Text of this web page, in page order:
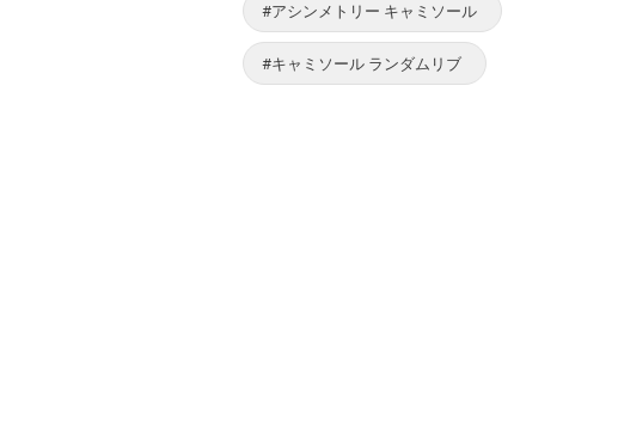
#アシンメトリー キャミソール
#キャミソール ランダムリブ